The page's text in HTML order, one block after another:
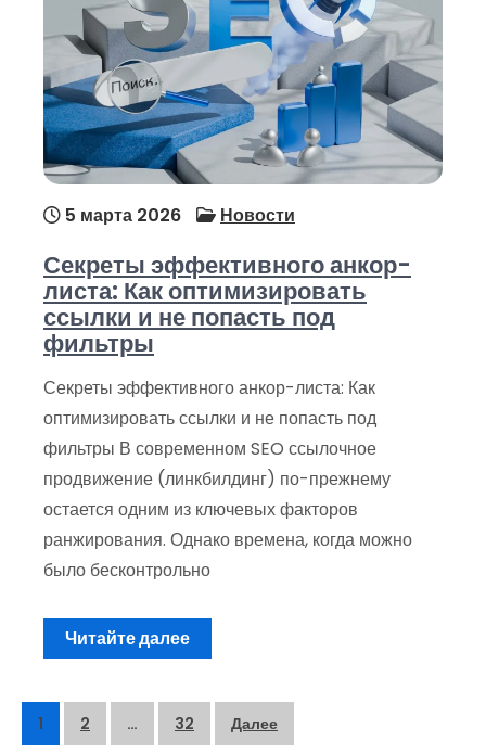
5 марта 2026 Новости
Секреты эффективного анкор-
листа: Как оптимизировать
ссылки и не попасть под
фильтры
Секреты эффективного анкор-листа: Как
оптимизировать ссылки и не попасть под
фильтры В современном SEO ссылочное
продвижение (линкбилдинг) по-прежнему
остается одним из ключевых факторов
ранжирования. Однако времена, когда можно
было бесконтрольно
Читайте далее
Пагинация
1 2 … 32 Далее